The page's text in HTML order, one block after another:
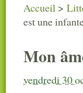
Accueil >
est une
Mon
vendredi 30